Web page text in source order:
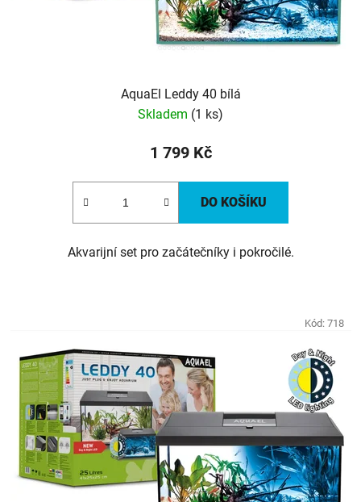
AquaEl Leddy 40 bílá
Skladem (1 ks)
1 799 Kč
DO KOŠÍKU
Akvarijní set pro začátečníky i pokročilé.
Kód: 718